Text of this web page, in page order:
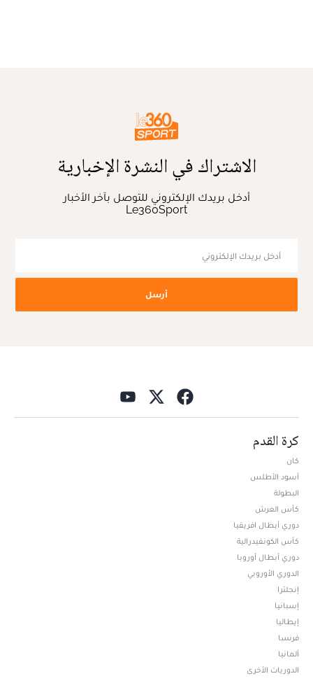
الاشتراك في النشرة الإخبارية
أدخل بريدك الإلكتروني للتوصل بآخر الأخبار
Le360Sport
أرسل
كرة القدم
كان
أسود الأطلس
البطولة
كأس العرش
دوري أبطال افريقيا
كأس الكونفيدرالية
دوري أبطال أوروبا
الدوري الأوروبي
إنجلترا
إسبانيا
إيطاليا
فرنسا
ألمانيا
الدوريات الأخرى